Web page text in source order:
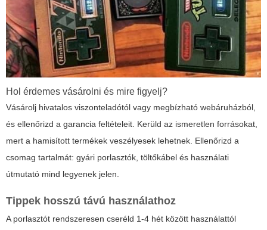
Hol érdemes vásárolni és mire figyelj?
Vásárolj hivatalos viszonteladótól vagy megbízható webáruházból,
és ellenőrizd a garancia feltételeit. Kerüld az ismeretlen forrásokat,
mert a hamisított termékek veszélyesek lehetnek. Ellenőrizd a
csomag tartalmát: gyári porlasztók, töltőkábel és használati
útmutató mind legyenek jelen.
Tippek hosszú távú használathoz
A porlasztót rendszeresen cseréld 1-4 hét között használattól